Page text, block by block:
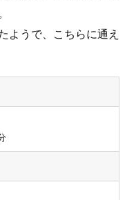
ようで、こちらに通え